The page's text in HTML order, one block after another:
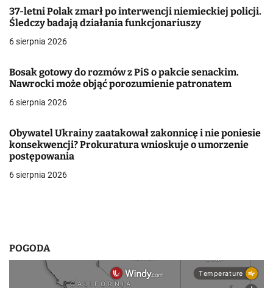
c
j
w
p
i
s
u
37-letni Polak zmarł po interwencji niemieckiej policji.
Śledczy badają działania funkcjonariuszy
6 sierpnia 2026
Bosak gotowy do rozmów z PiS o pakcie senackim.
Nawrocki może objąć porozumienie patronatem
6 sierpnia 2026
Obywatel Ukrainy zaatakował zakonnicę i nie poniesie
konsekwencji? Prokuratura wnioskuje o umorzenie
postępowania
6 sierpnia 2026
POGODA